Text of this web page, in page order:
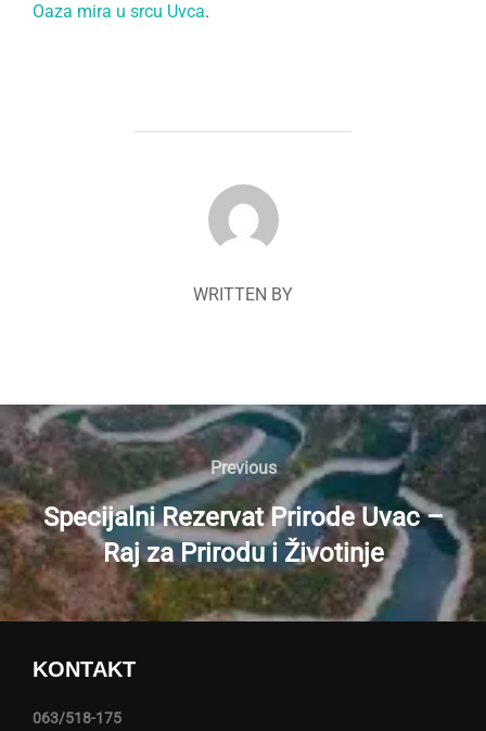
Oaza mira u srcu Uvca.
POST AUTHOR
WRITTEN BY
Navigacija
članaka
Previous
Previous
Specijalni Rezervat Prirode Uvac –
Raj za Prirodu i Životinje
KONTAKT
063/518-175